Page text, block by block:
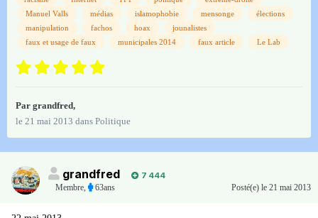
Manuel Valls
médias islamophobie mensonge
élections
manipulation
fachos hoax
jounalistes
faux et usage de faux
municipales 2014 faux article Le Lab
Par grandfred,
le 21 mai 2013 dans Politique
grandfred
7 444
Membre, 63ans Posté(e) le 21 mai 2013